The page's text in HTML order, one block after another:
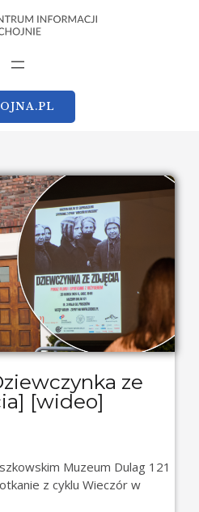
ze
[wideo]
Muzeum Dulag 121
z cyklu Wieczór w